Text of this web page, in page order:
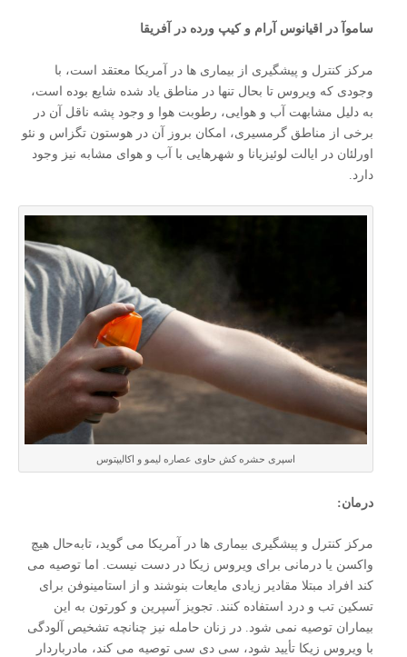
ساموآ در اقیانوس آرام و کیپ ورده در آفریقا
مرکز کنترل و پیشگیری از بیماری ها در آمریکا معتقد است، با
وجودی که ویروس تا بحال تنها در مناطق یاد شده شایع بوده است،
به دلیل مشابهت آب و هوایی، رطوبت هوا و وجود پشه ناقل آن در
برخی از مناطق گرمسیری، امکان بروز آن در هوستون تگزاس و نئو
اورلئان در ایالت لوئیزیانا و شهرهایی با آب و هوای مشابه نیز وجود
دارد.
اسپری حشره کش حاوی عصاره لیمو و اکالیپتوس
درمان:
مرکز کنترل و پیشگیری بیماری ها در آمریکا می گوید، تابه‌حال هیچ
واکسن یا درمانی برای ویروس زیکا در دست نیست. اما توصیه می
کند افراد مبتلا مقادیر زیادی مایعات بنوشند و از استامینوفن برای
تسکین تب و درد استفاده کنند. تجویز آسپرین و کورتون به این
بیماران توصیه نمی شود. در زنان حامله نیز چنانچه تشخیص آلودگی
با ویروس زیکا تأیید شود، سی دی سی توصیه می کند، مادرباردار